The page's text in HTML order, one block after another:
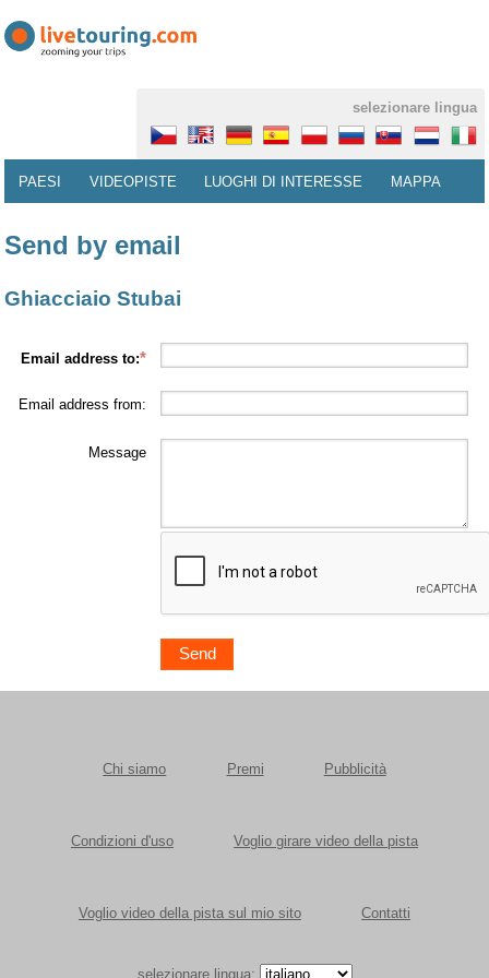
selezionare lingua
PAESI VIDEOPISTE LUOGHI DI INTERESSE MAPPA
Send by email
Ghiacciaio Stubai
Email address to:
Email address from:
Message
Chi siamo Premi Pubblicità
Condizioni d'uso Voglio girare video della pista
Voglio video della pista sul mio sito Contatti
selezionare lingua: